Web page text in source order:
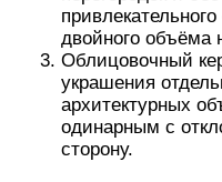
двойного объёма
Облицовочный
украшения
архитектурных
одинарным с
сторону.